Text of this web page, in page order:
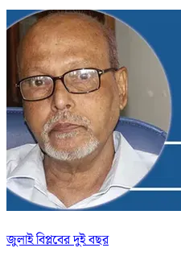
জুলাই বিপ্লবের দুই বছর